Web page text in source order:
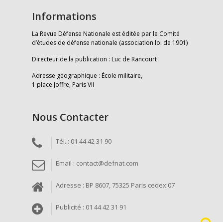
Informations
La Revue Défense Nationale est éditée par le Comité
d’études de défense nationale (association loi de 1901)
Directeur de la publication : Luc de Rancourt
Adresse géographique : École militaire,
1 place Joffre, Paris VII
Nous Contacter
Tél. : 01 44 42 31 90
Email : contact@defnat.com
Adresse : BP 8607, 75325 Paris cedex 07
Publicité : 01 44 42 31 91